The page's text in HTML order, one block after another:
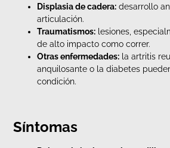
Displasia de cadera: desarrollo
articulación.
Traumatismos: lesiones,
de alto impacto como correr.
Otras enfermedades: la artritis
anquilosante o la diabetes
condición.
Síntomas